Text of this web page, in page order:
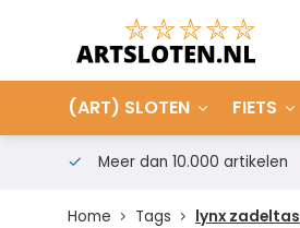
(ART) SLOTEN FIETS
Meer dan 10.000 artikelen
Home Tags lynx zadeltas